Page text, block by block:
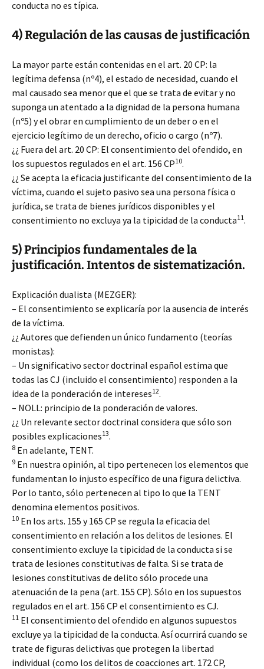
conducta no es típica.
4) Regulación de las causas de justificación
La mayor parte están contenidas en el art. 20 CP: la
legítima defensa (nº4), el estado de necesidad, cuando el
mal causado sea menor que el que se trata de evitar y no
suponga un atentado a la dignidad de la persona humana
(nº5) y el obrar en cumplimiento de un deber o en el
ejercicio legítimo de un derecho, oficio o cargo (nº7).
¿¿ Fuera del art. 20 CP: El consentimiento del ofendido, en
los supuestos regulados en el art. 156 CP10.
¿¿ Se acepta la eficacia justificante del consentimiento de la
víctima, cuando el sujeto pasivo sea una persona física o
jurídica, se trata de bienes jurídicos disponibles y el
consentimiento no excluya ya la tipicidad de la conducta11.
5) Principios fundamentales de la
justificación. Intentos de sistematización.
Explicación dualista (MEZGER):
– El consentimiento se explicaría por la ausencia de interés
de la víctima.
¿¿ Autores que defienden un único fundamento (teorías
monistas):
– Un significativo sector doctrinal español estima que
todas las CJ (incluido el consentimiento) responden a la
idea de la ponderación de intereses12.
– NOLL: principio de la ponderación de valores.
¿¿ Un relevante sector doctrinal considera que sólo son
posibles explicaciones13.
8 En adelante, TENT.
9 En nuestra opinión, al tipo pertenecen los elementos que
fundamentan lo injusto específico de una figura delictiva.
Por lo tanto, sólo pertenecen al tipo lo que la TENT
denomina elementos positivos.
10 En los arts. 155 y 165 CP se regula la eficacia del
consentimiento en relación a los delitos de lesiones. El
consentimiento excluye la tipicidad de la conducta si se
trata de lesiones constitutivas de falta. Si se trata de
lesiones constitutivas de delito sólo procede una
atenuación de la pena (art. 155 CP). Sólo en los supuestos
regulados en el art. 156 CP el consentimiento es CJ.
11 El consentimiento del ofendido en algunos supuestos
excluye ya la tipicidad de la conducta. Así ocurrirá cuando se
trate de figuras delictivas que protegen la libertad
individual (como los delitos de coacciones art. 172 CP,